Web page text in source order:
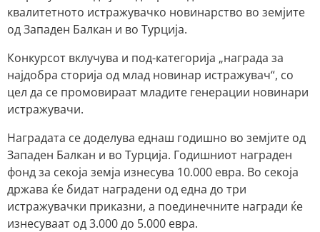
квалитетното истражувачко новинарство во земјите
од Западен Балкан и во Турција.
Конкурсот вклучува и под-категорија „награда за
најдобра сторија од млад новинар истражувач“, со
цел да се промовираат младите генерации новинари
истражувачи.
Наградата се доделува еднаш годишно во земјите од
Западен Балкан и во Турција. Годишниот награден
фонд за секоја земја изнесува 10.000 евра. Во секоја
држава ќе бидат наградени од една до три
истражувачки приказни, а поединечните награди ќе
изнесуваат од 3.000 до 5.000 евра.